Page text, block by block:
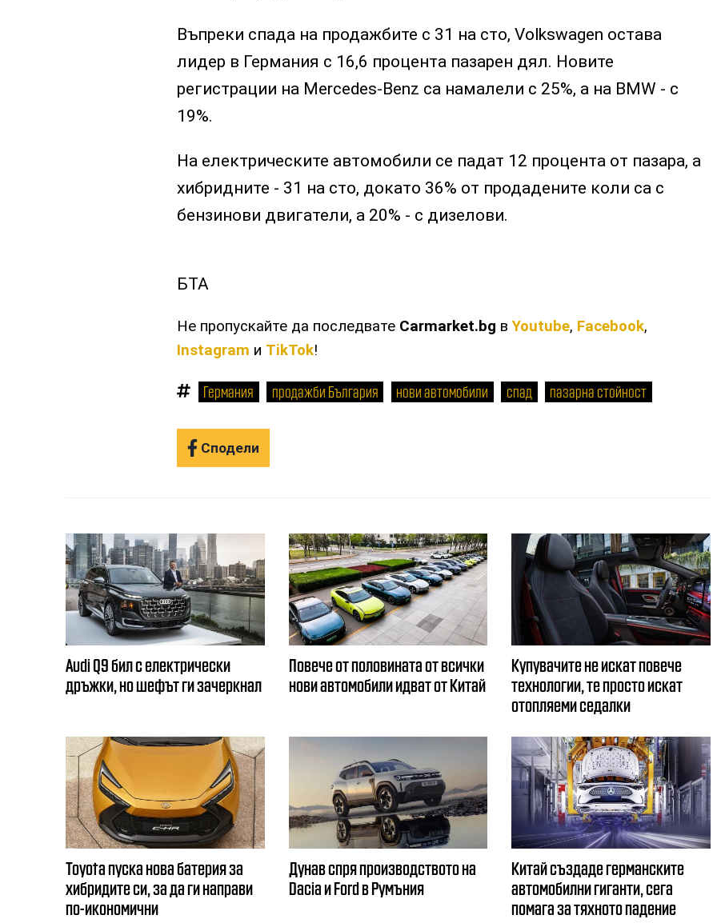
Въпреки спада на продажбите с 31 на сто, Volkswagen остава
лидер в Германия с 16,6 процента пазарен дял. Новите
регистрации на Mercedes-Benz са намалели с 25%, а на BMW - с
19%.
На електрическите автомобили се падат 12 процента от пазара, а
хибридните - 31 на сто, докато 36% от продадените коли са с
бензинови двигатели, а 20% - с дизелови.
БТА
Не пропускайте да последвате Carmarket.bg вYoutube, Facebook,
Instagram и TikTok!
Германия продажби България нови автомобили спад пазарна стойност
Сподели
Audi Q9 бил с електрически
дръжки, но шефът ги зачеркнал
Повече от половината от всички
нови автомобили идват от Китай
Купувачите не искат повече
технологии, те просто искат
отопляеми седалки
Toyota пуска нова батерия за
хибридите си, за да ги направи
по-икономични
Дунав спря производството на
Dacia и Ford в Румъния
Китай създаде германските
автомобилни гиганти, сега
помага за тяхното падение